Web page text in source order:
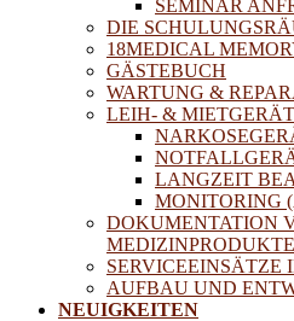
SEMINAR
DIE
18MEDICAL
GÄSTEBUCH
WARTUNG &
LEIH- &
LANGZEIT
MONITORING
DOKUMENTATION
SERVICEEINSÄTZE
AUFBAU UND
NEUIGKEITEN